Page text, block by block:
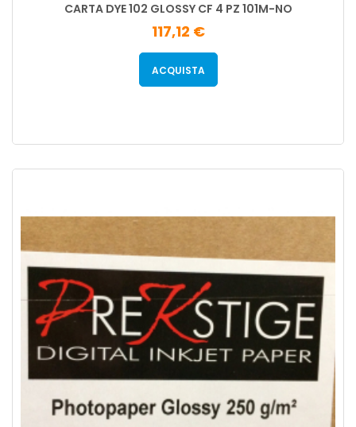
CARTA DYE 102 GLOSSY CF 4 PZ 101M-NO
117,12 €
ACQUISTA